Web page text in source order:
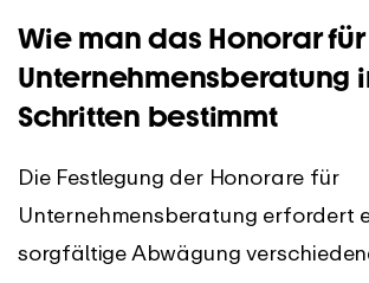
Wie man das Honorar für
Unternehmensberatung
Schritten bestimmt
Die Festlegung der Honorare für
Unternehmensberatung erfordert
sorgfältige Abwägung